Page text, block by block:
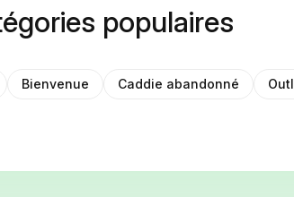
populaires
Bienvenue Caddie abandonné